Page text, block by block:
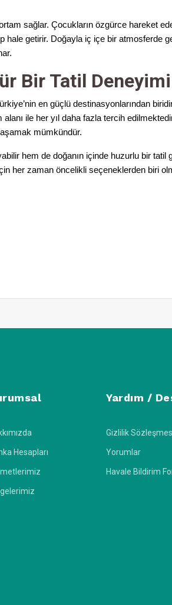
sağlar. Çocukların özgürce hareket
hale getirir. Doğayla iç içe bir atmosferde
Bir Tatil Deneyimi
en güçlü destinasyonlarından
ile her yıl daha fazla tercih
mümkündür.
hem de doğanın içinde huzurlu bir tatil
her zaman öncelikli seçeneklerden biri
Hesapları
Yardım /
Gizlilik
Yorumlar
Havale Bildirim